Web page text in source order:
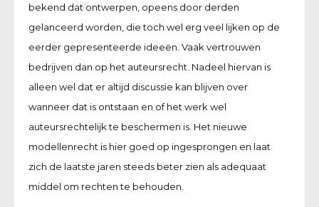
bekend dat ontwerpen, opeens door derden
gelanceerd worden, die toch wel erg veel lijken op de
eerder gepresenteerde ideeën. Vaak vertrouwen
bedrijven dan op het auteursrecht. Nadeel hiervan is
alleen wel dat er altijd discussie kan blijven over
wanneer dat is ontstaan en of het werk wel
auteursrechtelijk te beschermen is. Het nieuwe
modellenrecht is hier goed op ingesprongen en laat
zich de laatste jaren steeds beter zien als adequaat
middel om rechten te behouden.